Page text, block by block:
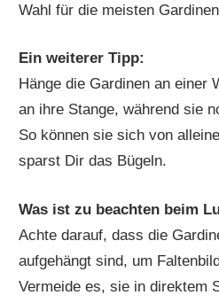
Wahl für die meisten
Ein weiterer Tipp:
Hänge die Gardinen an einer
an ihre Stange, während sie
So können sie sich von
sparst Dir das Bügeln.
Was ist zu beachten beim
Achte darauf, dass die
aufgehängt sind, um
Vermeide es, sie in direktem